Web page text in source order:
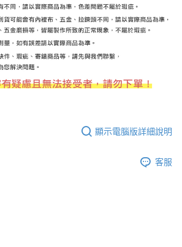
顯示電腦版詳細說明
客服